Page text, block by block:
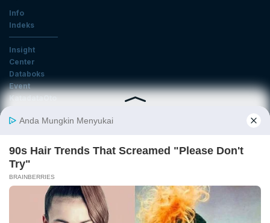
Info
Indeks
Insight
Center
Databoks
Event
KatadataOto
Email
Daftar